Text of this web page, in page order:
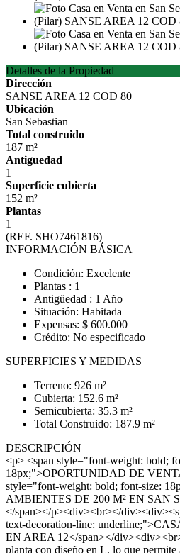
Detalles de la Propiedad
Dirección
SANSE AREA 12 COD 80
Ubicación
San Sebastian
Total construido
187 m²
Antiguedad
1
Superficie cubierta
152 m²
Plantas
1
(REF. SHO7461816)
INFORMACIÓN BÁSICA
Condición: Excelente
Plantas : 1
Antigüedad : 1 Año
Situación: Habitada
Expensas: $ 600.000
Crédito: No especificado
SUPERFICIES Y MEDIDAS
Terreno: 926 m²
Cubierta: 152.6 m²
Semicubierta: 35.3 m²
Total Construido: 187.9 m²
DESCRIPCIÓN
<p> <span style="font-weight: bold;
18px;">OPORTUNIDAD DE
style="font-weight: bold; font-size:
AMBIENTES DE 200 M² EN SAN
</span></p><div><br></
text-decoration-line:
EN AREA 12</span></
planta con diseño en L, lo que